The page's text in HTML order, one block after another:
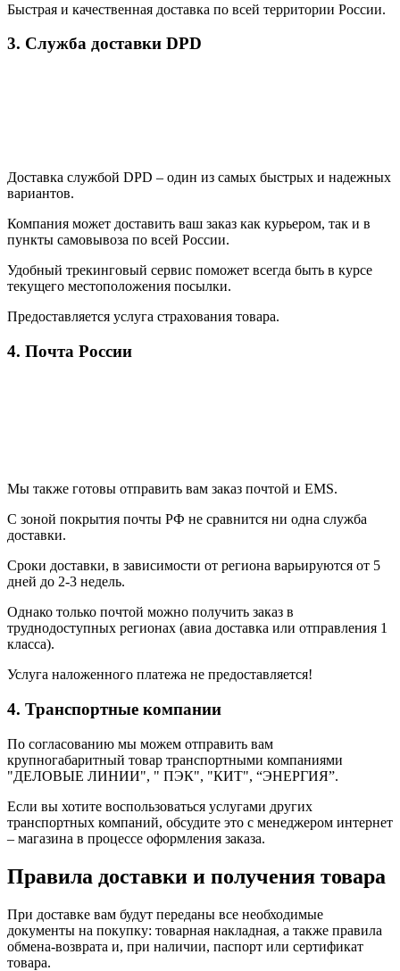
Быстрая и качественная доставка по всей территории России.
3. Служба доставки DPD
Доставка службой DPD – один из самых быстрых и надежных
вариантов.
Компания может доставить ваш заказ как курьером, так и в
пункты самовывоза по всей России.
Удобный трекинговый сервис поможет всегда быть в курсе
текущего местоположения посылки.
Предоставляется услуга страхования товара.
4. Почта России
Мы также готовы отправить вам заказ почтой и EMS.
С зоной покрытия почты РФ не сравнится ни одна служба
доставки.
Сроки доставки, в зависимости от региона варьируются от 5
дней до 2-3 недель.
Однако только почтой можно получить заказ в
труднодоступных регионах (авиа доставка или отправления 1
класса).
Услуга наложенного платежа не предоставляется!
4. Транспортные компании
По согласованию мы можем отправить вам
крупногабаритный товар транспортными компаниями
"ДЕЛОВЫЕ ЛИНИИ", " ПЭК", "КИТ", “ЭНЕРГИЯ”.
Если вы хотите воспользоваться услугами других
транспортных компаний, обсудите это с менеджером интернет
– магазина в процессе оформления заказа.
Правила доставки и получения товара
При доставке вам будут переданы все необходимые
документы на покупку: товарная накладная, а также правила
обмена-возврата и, при наличии, паспорт или сертификат
товара.